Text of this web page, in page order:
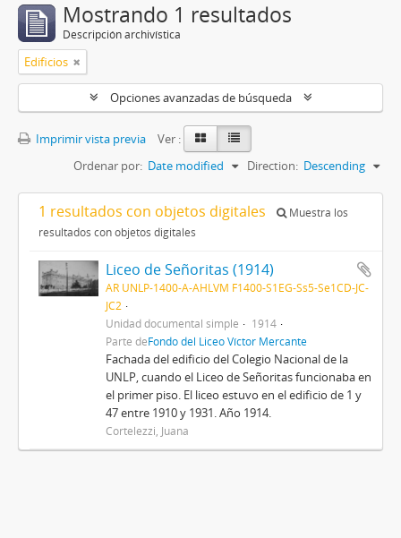
Mostrando 1 resultados
Descripción archivística
Edificios
Opciones avanzadas de búsqueda
Imprimir vista previa
Ver :
Ordenar por: Date modified Direction: Descending
1 resultados con objetos digitales
Muestra los
resultados con objetos digitales
Liceo de Señoritas (1914)
AR UNLP-1400-A-AHLVM F1400-S1EG-Ss5-Se1CD-JC-
JC2
Unidad documental simple
1914
Parte deFondo del Liceo Víctor Mercante
Fachada del edificio del Colegio Nacional de la
UNLP, cuando el Liceo de Señoritas funcionaba en
el primer piso. El liceo estuvo en el edificio de 1 y
47 entre 1910 y 1931. Año 1914.
Cortelezzi, Juana